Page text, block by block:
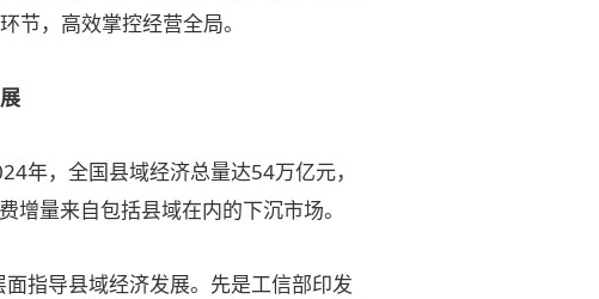
节，高效掌控经营全局。
，全国县域经济总量达54万亿元，
增量来自包括县域在内的下沉市场。
指导县域经济发展。先是工信部印发